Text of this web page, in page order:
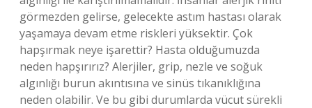
görmezden gelirse, gelecekte astım hastası olarak
yaşamaya devam etme riskleri yüksektir. Çok
hapşırmak neye işarettir? Hasta olduğumuzda
neden hapşırırız? Alerjiler, grip, nezle ve soğuk
algınlığı burun akıntısına ve sinüs tıkanıklığına
neden olabilir. Ve bu gibi durumlarda vücut sürekli